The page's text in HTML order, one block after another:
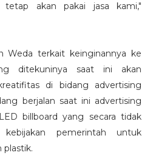
tetap akan pakai jasa kami,"
Weda terkait keinginannya ke
ditekuninya saat ini akan
di bidang advertising
berjalan saat ini advertising
billboard yang secara tidak
kebijakan pemerintah untuk
plastik.